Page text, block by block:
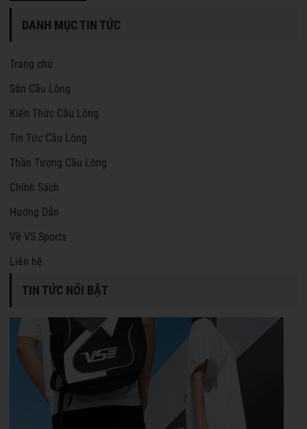
DANH MỤC TIN TỨC
Trang chủ
Sân Cầu Lông
Kiến Thức Cầu Lông
Tin Tức Cầu Lông
Thần Tượng Cầu Lông
Chính Sách
Hướng Dẫn
Về VS Sports
Liên hệ
TIN TỨC NỔI BẬT